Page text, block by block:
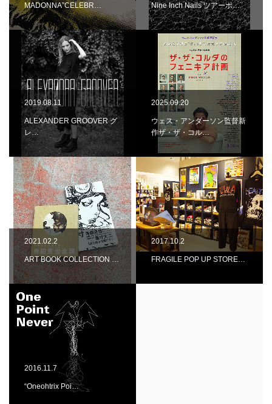
MADONNA”CELEBR… Nine Inch Nails ツアーポ…
2019.08.11
ALEXANDER GROOVER グ
レ…
2025.09.20
ウェス・アンダーソン監督新
作ザ・ザ・コル…
2021.02.2
ART BOOK COLLECTION …
2017.10.2
FRAGILE POP UP STORE…
2016.11.7
“Oneohtrix Poi…